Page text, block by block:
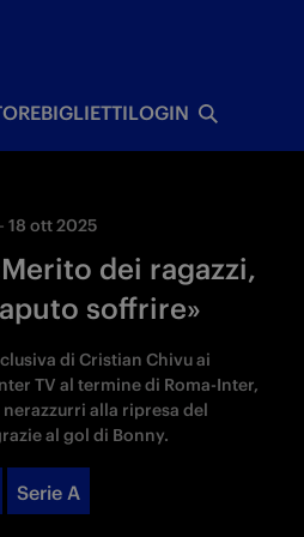
BIGLIETTILOGIN
18 ott 2025
dei ragazzi,
soffrire»
di Cristian Chivu ai
TV al termine di Roma-Inter,
alla ripresa del
al gol di Bonny.
Serie A